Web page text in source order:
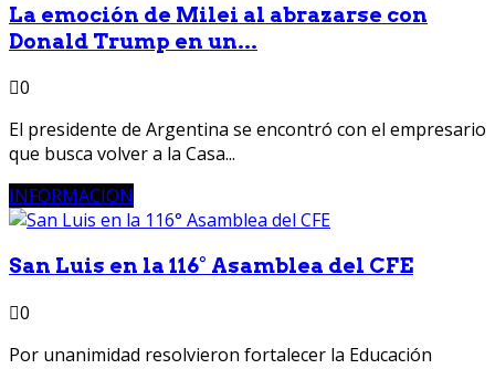
La emoción de Milei al abrazarse con
Donald Trump en un...
0
El presidente de Argentina se encontró con el empresario
que busca volver a la Casa...
INFORMACION
San Luis en la 116° Asamblea del CFE
0
Por unanimidad resolvieron fortalecer la Educación